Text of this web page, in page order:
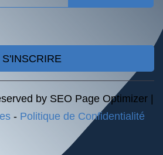
S'INSCRIRE
by SEO Page Optimizer |
- Politique de Confidentialité